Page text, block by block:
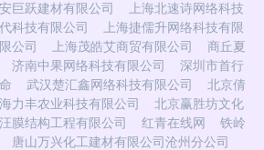
巨跃建材有限公司
上海北速诗网络科技
科技有限公司
上海捷儒升网络科技有限
公司 上海茂皓艾商贸有限公司
商丘夏
济南中果网络科技有限公司
深圳市首行
武汉楚汇鑫网络科技有限公司
北京倩
力丰农业科技有限公司
北京赢胜坊文化
汪膜结构工程有限公司 红青在线网
铁岭
唐山万兴化工建材有限公司沧州分公司